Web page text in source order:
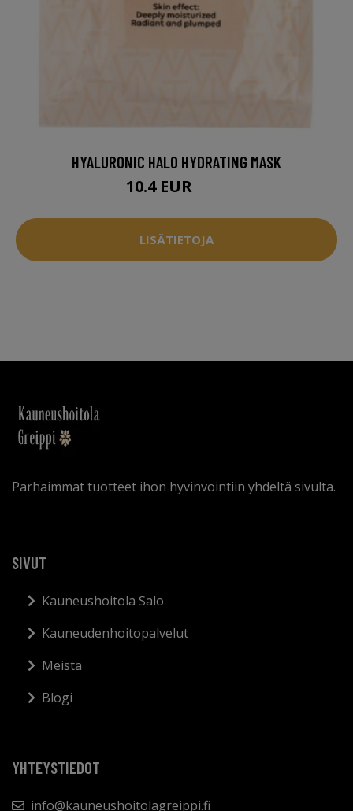
HYALURONIC HALO HYDRATING MASK
10.4 EUR
LISÄTIETOJA
Parhaimmat tuotteet ihon hyvinvointiin yhdeltä sivulta.
SIVUT
Kauneushoitola Salo
Kauneudenhoitopalvelut
Meistä
Blogi
YHTEYSTIEDOT
info@kauneushoitolagreippi.fi